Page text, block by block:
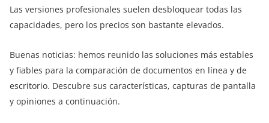
Las versiones profesionales suelen desbloquear todas las
capacidades, pero los precios son bastante elevados.
Buenas noticias: hemos reunido las soluciones más estables
y fiables para la comparación de documentos en línea y de
escritorio. Descubre sus características, capturas de pantalla
y opiniones a continuación.